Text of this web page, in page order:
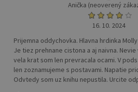
Anička (neoverený
16. 10. 2024
Prijemna oddychovka. Hlavna hrdinka
Je tiez prehnane cistona a aj naivna.
vela krat som len prevracala ocami. V
len zoznamujeme s postavami. Napatie
Odvtedy som uz knihu nepustila. Urcite